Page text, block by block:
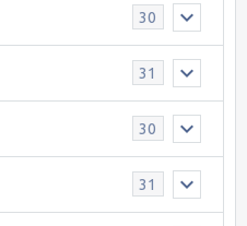
30
31
30
31